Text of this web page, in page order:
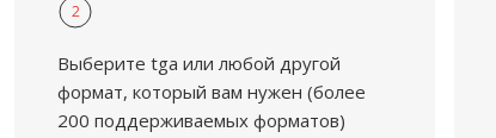
2
Выберите tga или любой другой
формат, который вам нужен (более
200 поддерживаемых форматов)